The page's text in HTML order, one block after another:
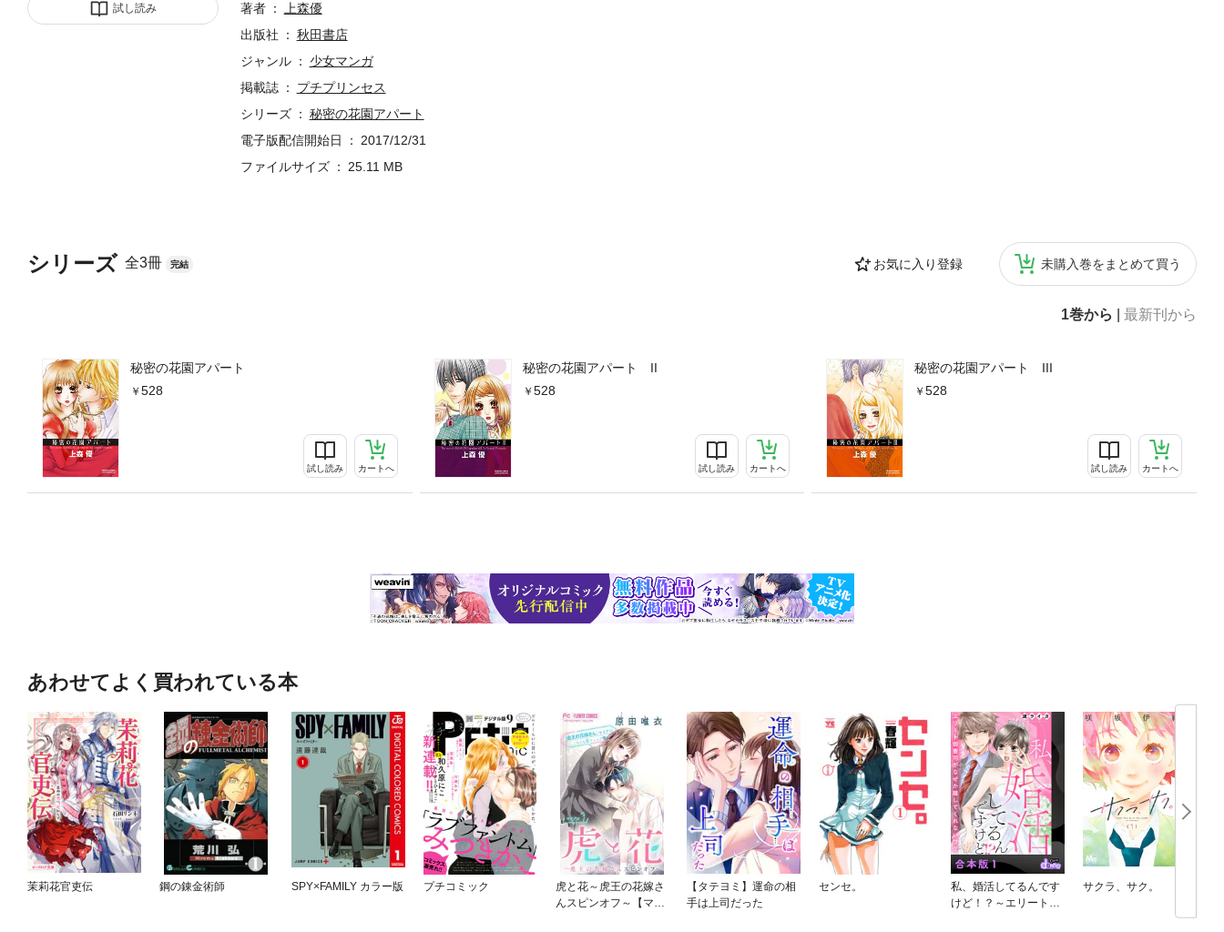
試し読み
シリーズ 全3冊 完結 お気に入り登録 未購入巻をまとめて買う
1巻から 最新刊から
秘密の花園アパート
528
試し読み カートへ
秘密の花園アパート II
528
試し読み カートへ
秘密の花園アパート III
528
試し読み カートへ
著者
上森優
出版社
秋田書店
ジャンル
少女マンガ
掲載誌
プチプリンセス
シリーズ
秘密の花園アパート
電子版配信開始日
2017/12/31
ファイルサイズ
25.11 MB
あわせてよく買われている本
茉莉花官吏伝 鋼の錬金術師 SPY×FAMILY カラー版 プチコミック
虎と花～虎王の花嫁さ
んスピンオフ～【マイ
【タテヨミ】運命の相
手は上司だった
センセ。
私、婚活してるんです
けど！？～エリート御
サクラ、サク。